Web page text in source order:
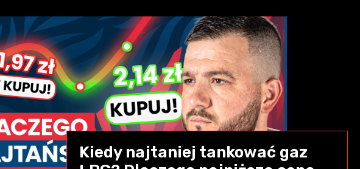
Kiedy najtaniej tankować gaz